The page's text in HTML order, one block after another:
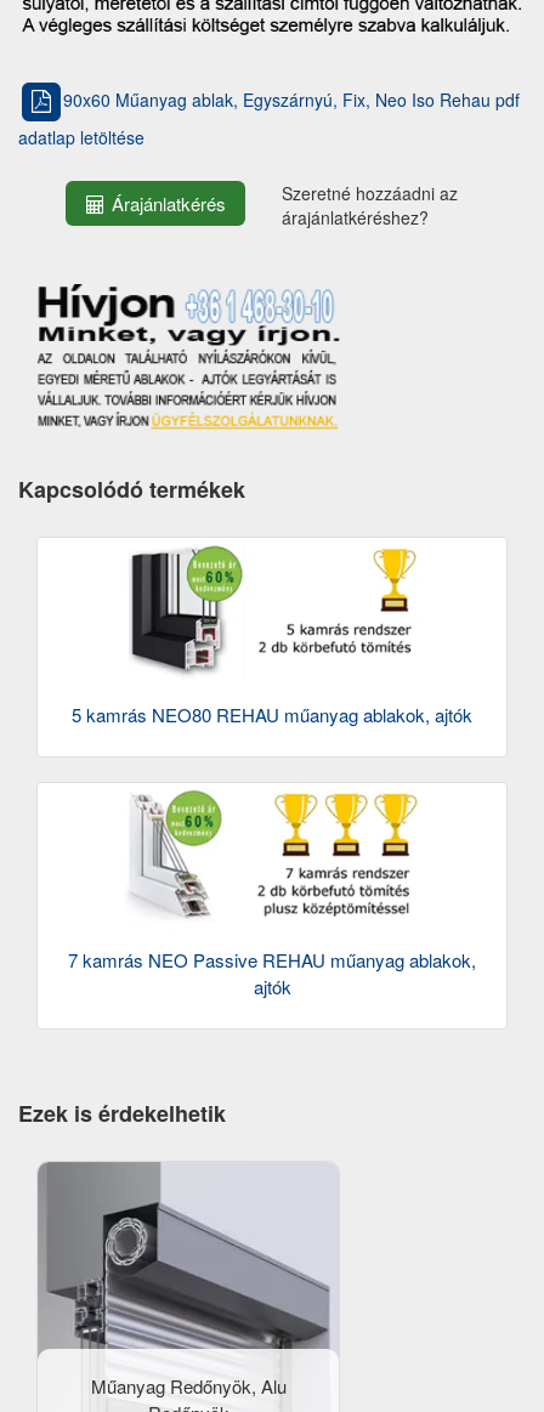
90x60 Műanyag ablak, Egyszárnyú, Fix, Neo Iso Rehau pdf
adatlap letöltése
Árajánlatkérés
Szeretné hozzáadni az
árajánlatkéréshez?
Kapcsolódó termékek
5 kamrás NEO80 REHAU műanyag ablakok, ajtók
7 kamrás NEO Passive REHAU műanyag ablakok,
ajtók
Ezek is érdekelhetik
Műanyag Redőnyök, Alu